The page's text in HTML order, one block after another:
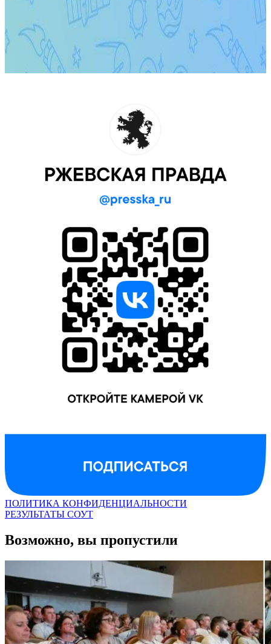
ПОЛИТИКА КОНФИДЕНЦИАЛЬНОСТИ
РЕЗУЛЬТАТЫ СОУТ
Возможно, вы пропустили